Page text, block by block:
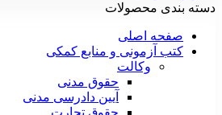
دسته بندی محصولات
صفحه اصلی
کتب آزمونی و منابع کمکی
وکالت
حقوق مدنی
آیین دادرسی مدنی
حقوق تجارت